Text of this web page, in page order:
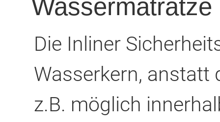
Wassermatratze
Die Inliner
Wasserkern, anstatt
z.B. möglich